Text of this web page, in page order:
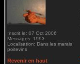
Inscrit le: 07 Oct 2006
Messages: 1993
Localisation: Dans les marais
poitevins
Revenir en haut